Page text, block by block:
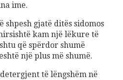
ime.
shpesh gjatë ditës sidomos
kam një lëkure të
që spërdor shumë
një plus më shumë.
të lëngshëm në